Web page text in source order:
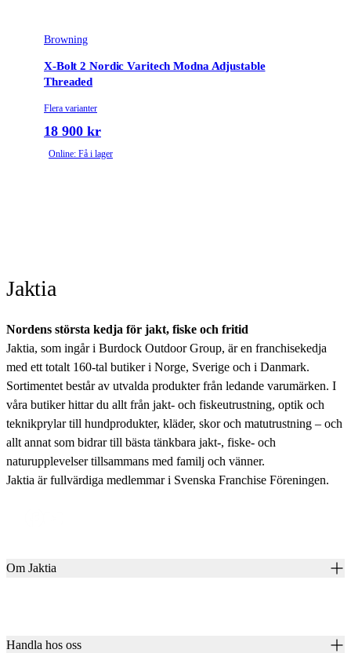
Browning
X-Bolt 2 Nordic Varitech Modna Adjustable
Threaded
Flera varianter
18 900 kr
Online: Få i lager
Jaktia
Nordens största kedja för jakt, fiske och fritid
Jaktia, som ingår i Burdock Outdoor Group, är en franchisekedja
med ett totalt 160-tal butiker i Norge, Sverige och i Danmark.
Sortimentet består av utvalda produkter från ledande varumärken. I
våra butiker hittar du allt från jakt- och fiskeutrustning, optik och
teknikprylar till hundprodukter, kläder, skor och matutrustning – och
allt annat som bidrar till bästa tänkbara jakt-, fiske- och
naturupplevelser tillsammans med familj och vänner.
Jaktia är fullvärdiga medlemmar i Svenska Franchise Föreningen.
Om Jaktia
Karriär
Handla hos oss